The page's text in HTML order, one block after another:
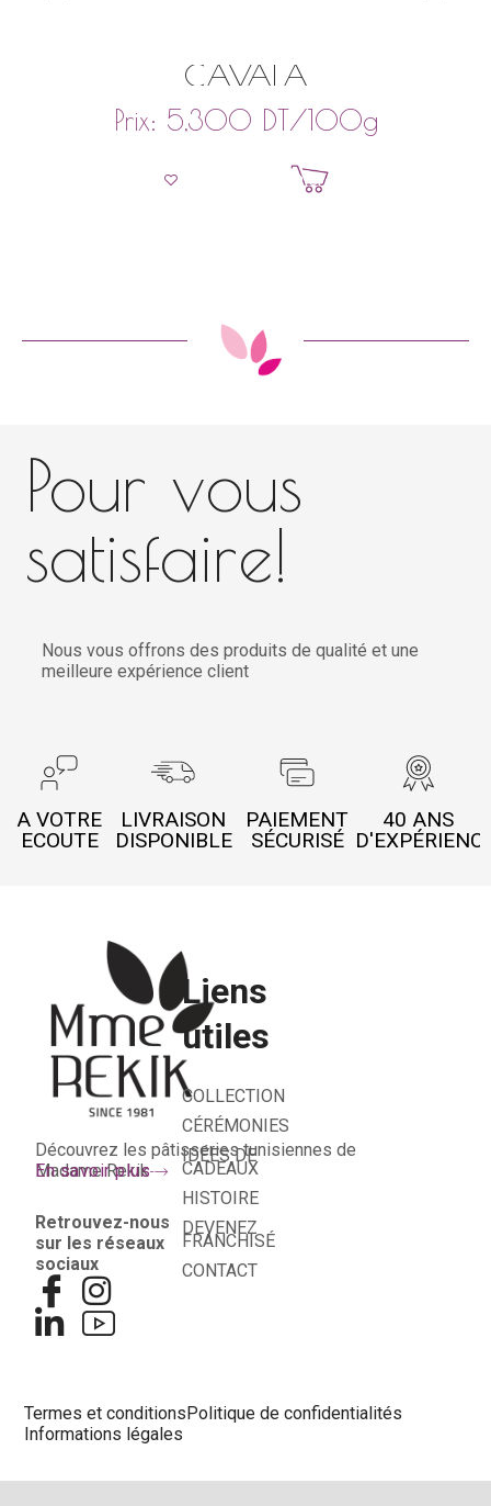
CAVALA
Prix: 5,300 DT/100g
Ajouter au panier
Pour vous
satisfaire!
Nous vous offrons des produits de qualité et une
meilleure expérience client
A VOTRE
ECOUTE
LIVRAISON
DISPONIBLE
PAIEMENT
SÉCURISÉ
40 ANS
Découvrez les pâtisseries tunisiennes de
Madame Rekik
En savoir plus
Retrouvez-nous
sur les réseaux
sociaux
Liens
utiles
COLLECTION
CÉRÉMONIES
IDÉES DE
CADEAUX
HISTOIRE
DEVENEZ
FRANCHISÉ
CONTACT
Termes et conditionsPolitique de confidentialités
Informations légales